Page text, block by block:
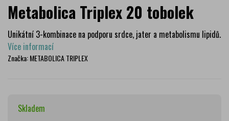
Metabolica Triplex 20 tobolek
Unikátní 3-kombinace na podporu srdce, jater a metabolismu lipidů.
Více informací
Značka:METABOLICA TRIPLEX
Skladem